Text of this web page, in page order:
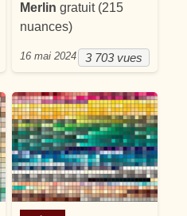
Merlin gratuit (215
nuances)
3 703 vues
16 mai 2024